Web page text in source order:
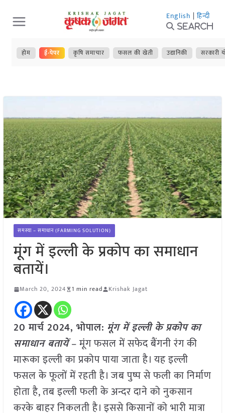
Skip
to
content
English | हिन्दी
Search
होम ई-पेपर कृषि समाचार फसल की खेती उद्यानिकी सरकारी
समस्या – समाधान (FARMING SOLUTION)
मूंग में इल्ली के प्रकोप का समाधान
बतायें।
March 20, 2024 1 min read Krishak Jagat
20 मार्च 2024, भोपाल: मूंग में इल्ली के प्रकोप का
समाधान बतायें– मूंग फसल में सफेद बैंगनी रंग की
मारूका इल्ली का प्रकोप पाया जाता है। यह इल्ली
फसल के फूलों में रहती है। जब पुष्प से फली का निर्माण
होता है, तब इल्ली फली के अन्दर दाने को नुकसान
करके बाहर निकलती है। इससे किसानों को भारी मात्रा